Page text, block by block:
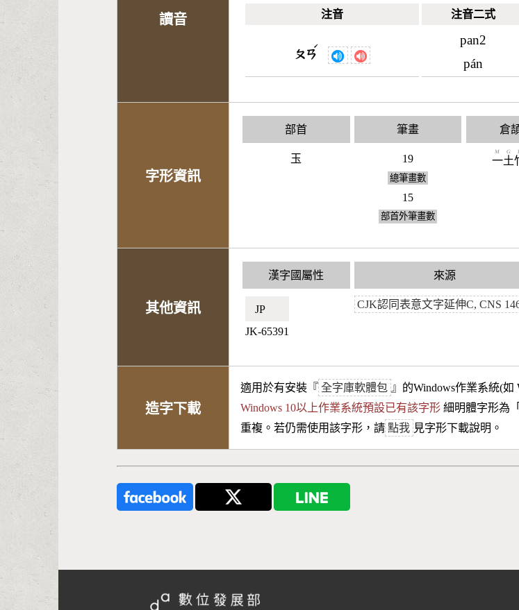
讀音
注音
注音二式
ㄆㄢ
ˊ
pan2
pán
字形資訊
部首
玉
筆畫
19
總筆畫數
15
部首外筆畫數
倉
一
M
土
G
其他資訊
漢字國屬性
JP🇯🇵
JK-65391
來源
CJK認同表意文字延伸C, CNS
造字下載
適用於有安裝『 全字庫軟體包 』的Windows作業系統(如
Windows 10以上作業系統預設已有該字形 細明體字形為「
重複。若仍需使用該字形，請 點我 見字形下載說明。